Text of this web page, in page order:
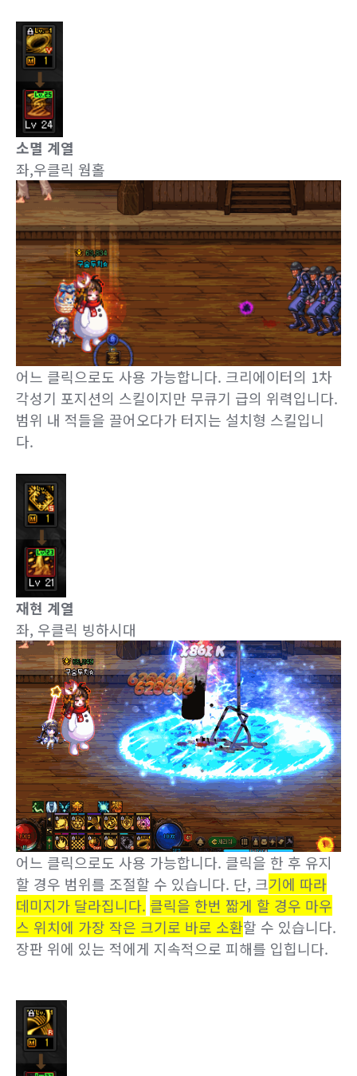
소멸 계열
좌,우클릭 웜홀
어느 클릭으로도 사용 가능합니다. 크리에이터의 1차
각성기 포지션의 스킬이지만 무큐기 급의 위력입니다.
범위 내 적들을 끌어오다가 터지는 설치형 스킬입니
다.
재현 계열
좌, 우클릭 빙하시대
어느 클릭으로도 사용 가능합니다. 클릭을 한 후 유지
할 경우 범위를 조절할 수 있습니다. 단, 크기에 따라
데미지가 달라집니다. 클릭을 한번 짧게 할 경우 마우
스 위치에 가장 작은 크기로 바로 소환할 수 있습니다.
장판 위에 있는 적에게 지속적으로 피해를 입힙니다.